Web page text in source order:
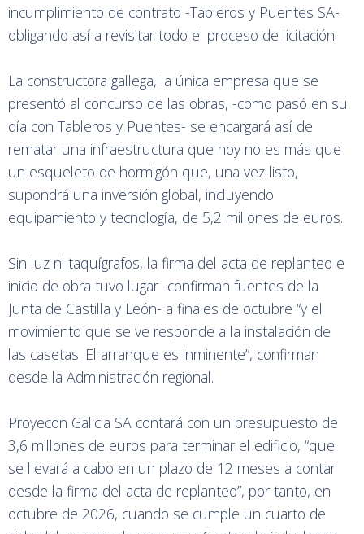
incumplimiento de contrato -Tableros y Puentes SA-
obligando así a revisitar todo el proceso de licitación.
La constructora gallega, la única empresa que se
presentó al concurso de las obras, -como pasó en su
día con Tableros y Puentes- se encargará así de
rematar una infraestructura que hoy no es más que
un esqueleto de hormigón que, una vez listo,
supondrá una inversión global, incluyendo
equipamiento y tecnología, de 5,2 millones de euros.
Sin luz ni taquígrafos, la firma del acta de replanteo e
inicio de obra tuvo lugar -confirman fuentes de la
Junta de Castilla y León- a finales de octubre “y el
movimiento que se ve responde a la instalación de
las casetas. El arranque es inminente”, confirman
desde la Administración regional.
Proyecon Galicia SA contará con un presupuesto de
3,6 millones de euros para terminar el edificio, “que
se llevará a cabo en un plazo de 12 meses a contar
desde la firma del acta de replanteo”, por tanto, en
octubre de 2026, cuando se cumple un cuarto de